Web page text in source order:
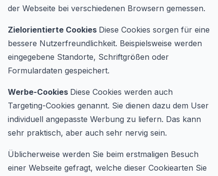
der Webseite bei verschiedenen Browsern gemessen.
Zielorientierte Cookies Diese Cookies sorgen für eine
bessere Nutzerfreundlichkeit. Beispielsweise werden
eingegebene Standorte, Schriftgrößen oder
Formulardaten gespeichert.
Werbe-Cookies Diese Cookies werden auch
Targeting-Cookies genannt. Sie dienen dazu dem User
individuell angepasste Werbung zu liefern. Das kann
sehr praktisch, aber auch sehr nervig sein.
Üblicherweise werden Sie beim erstmaligen Besuch
einer Webseite gefragt, welche dieser Cookiearten Sie